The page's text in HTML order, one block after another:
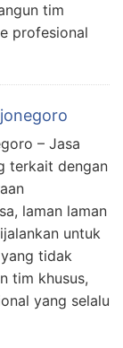
tim
profesional
– Jasa
terkait dengan
laman laman
untuk
tidak
tim khusus,
yang selalu